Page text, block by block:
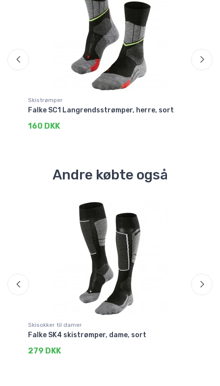
Skistrømper
Falke SC1 Langrendsstrømper, herre, sort
160 DKK
Andre købte også
Skisokker til damer
Falke SK4 skistrømper, dame, sort
279 DKK